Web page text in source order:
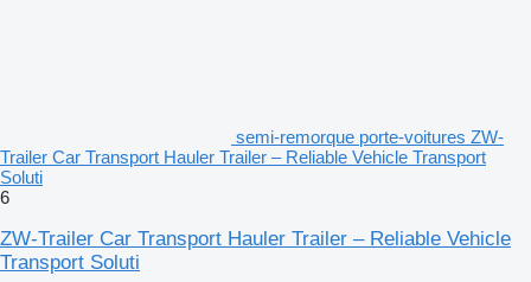
semi-remorque porte-voitures ZW-
Trailer Car Transport Hauler Trailer – Reliable Vehicle Transport
Soluti
6
ZW-Trailer Car Transport Hauler Trailer – Reliable Vehicle
Transport Soluti